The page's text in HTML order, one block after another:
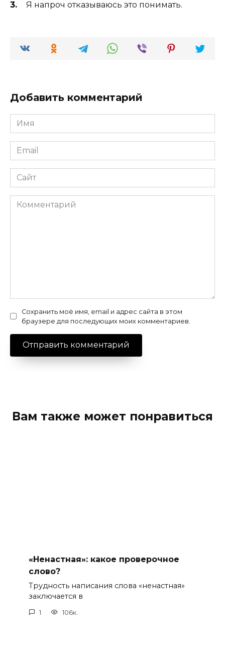
Я напроч отказываюсь это понимать.
Добавить комментарий
Имя
*
Email
*
Сайт
Комментарий
Сохранить моё имя, email и адрес сайта в этом
браузере для последующих моих комментариев.
Вам также может понравиться
«Ненастная»: какое проверочное
слово?
Трудность написания слова «ненастная»
заключается в
1 106к.